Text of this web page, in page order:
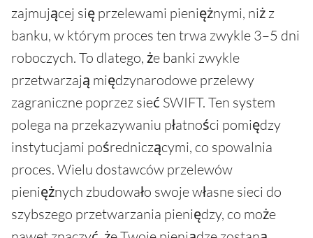
zajmującej się przelewami pieniężnymi, niż z
banku, w którym proces ten trwa zwykle 3–5 dni
roboczych. To dlatego, że banki zwykle
przetwarzają międzynarodowe przelewy
zagraniczne poprzez sieć SWIFT. Ten system
polega na przekazywaniu płatności pomiędzy
instytucjami pośredniczącymi, co spowalnia
proces. Wielu dostawców przelewów
pieniężnych zbudowało swoje własne sieci do
szybszego przetwarzania pieniędzy, co może